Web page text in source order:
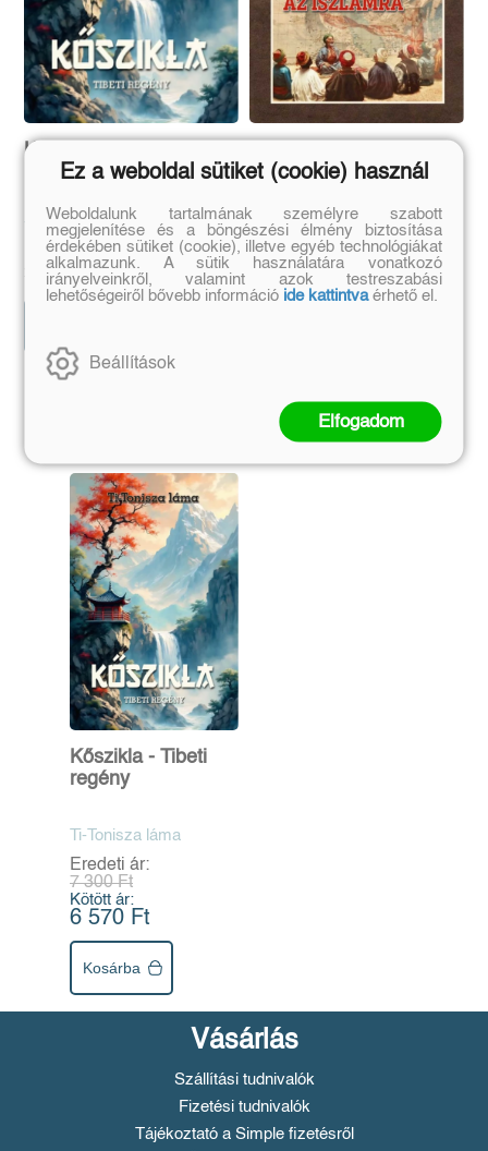
Kőszikla - Tibeti regény
Ti-Tonisza láma
Eredeti ár:
7 300 Ft
Kötött ár:
6 570 Ft
az iszlámra
Goldziher Ignác
Eredeti ár:
3 100 Ft
Online ár:
2 604 Ft
Szerző további művei
Kőszikla - Tibeti
regény
Ti-Tonisza láma
Eredeti ár:
7 300 Ft
Kötött ár:
6 570 Ft
Kosárba
Vásárlás
Szállítási tudnivalók
Fizetési tudnivalók
Tájékoztató a Simple fizetésről
Ez a weboldal sütiket (cookie) használ
Weboldalunk tartalmának személyre szabott
megjelenítése és a böngészési élmény biztosítása
érdekében sütiket (cookie), illetve egyéb technológiákat
alkalmazunk. A sütik használatára vonatkozó
irányelveinkről, valamint azok testreszabási
lehetőségeiről bővebb információ ide kattintvaérhető el.
Beállítások
Elfogadom